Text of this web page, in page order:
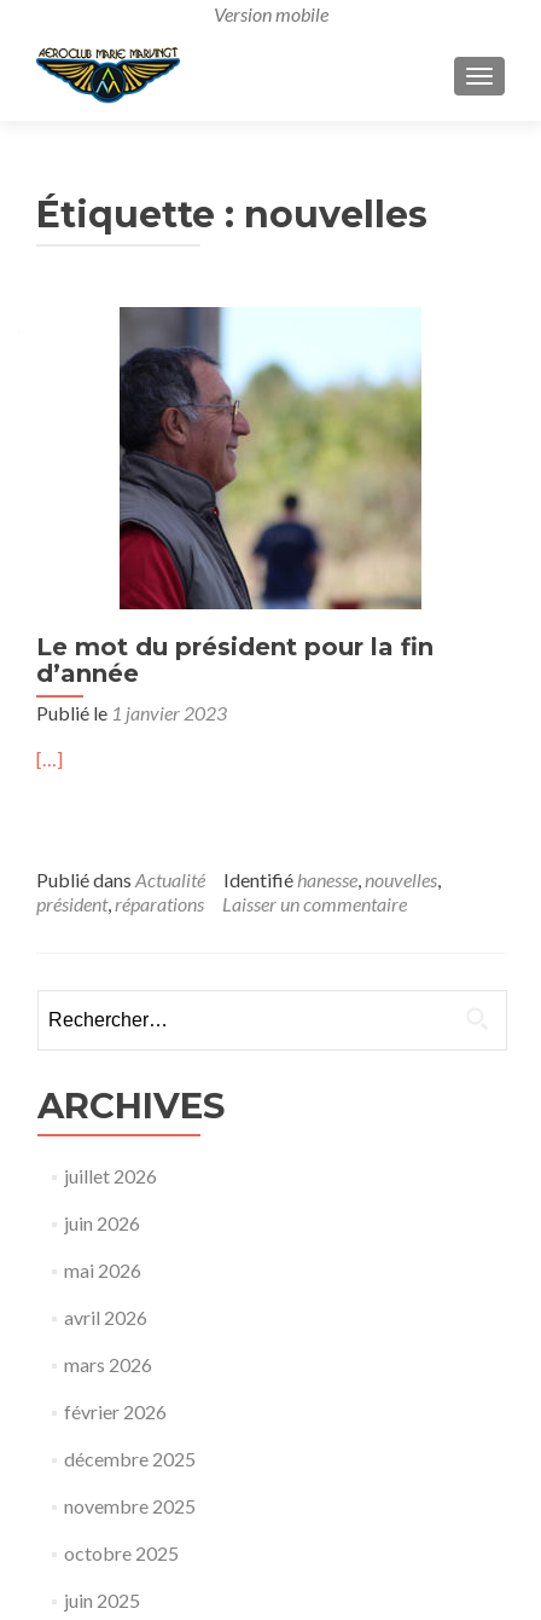
Étiquette : nouvelles
Le mot du président pour la fin
d’année
Publié le 1 janvier 2023
[…]
Publié dans Actualité Identifié hanesse,nouvelles,
président,réparations Laisser un commentaire
ARCHIVES
juillet 2026
juin 2026
mai 2026
avril 2026
mars 2026
février 2026
décembre 2025
novembre 2025
octobre 2025
juin 2025